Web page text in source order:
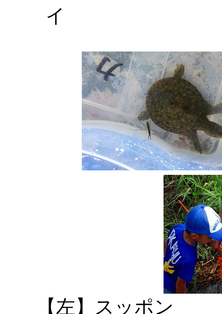
イ 【右】
【左】スッ